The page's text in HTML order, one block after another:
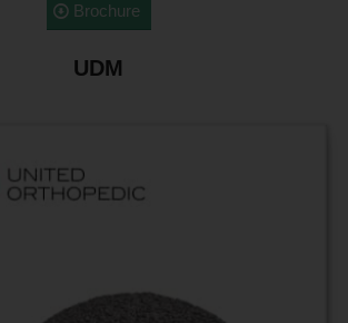
Brochure
UDM